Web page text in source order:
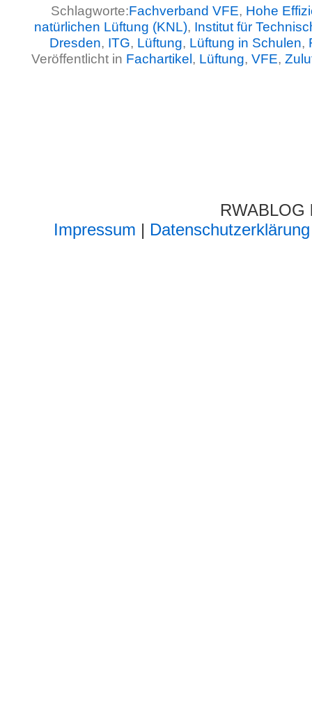
Schlagworte:Fachverband VFE, Hohe
natürlichen Lüftung (KNL), Institut für
Dresden, ITG, Lüftung, Lüftung in Schulen,
Veröffentlicht in Fachartikel, Lüftung, VFE,
Impressum | Datenschutzerklärung